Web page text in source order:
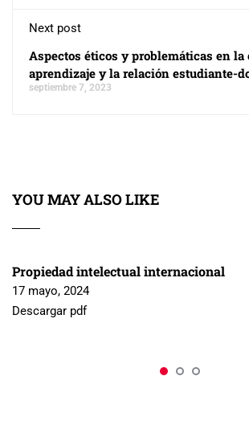
Next post
Aspectos éticos y problemáticas en
aprendizaje y la relación estudiante-
septiembre 7, 2023
YOU MAY ALSO LIKE
Propiedad intelectual internacional
17 mayo, 2024
Descargar pdf